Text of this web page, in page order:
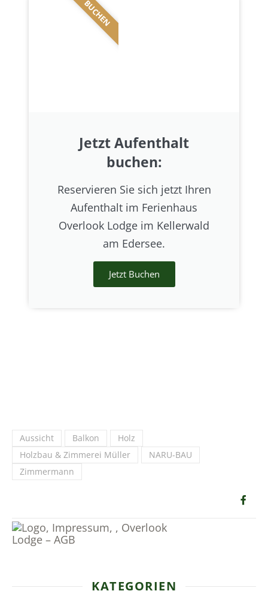
Jetzt Aufenthalt
buchen:
Reservieren Sie sich jetzt Ihren
Aufenthalt im Ferienhaus
Overlook Lodge im Kellerwald
am Edersee.
Jetzt Buchen
BUCHEN
Aussicht Balkon
Holz
Holzbau & Zimmerei Müller
NARU-BAU
Zimmermann
KATEGORIEN